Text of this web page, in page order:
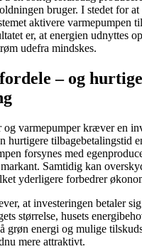
bruger. I stedet for at
aktivere varmepumpen
er, at energien udnyttes
udefra mindskes.
– og
og varmepumper kræver en
hurtigere tilbagebetalingstid
forsynes med
Samtidig kan
yderligere forbedrer
at investeringen betaler
størrelse, husets
grøn energi og mulige
mere attraktivt.